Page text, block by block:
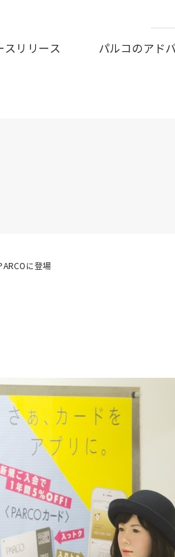
ますとともに、被災地の一日も
スリリース パルコのアド
に登場